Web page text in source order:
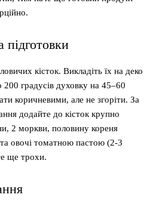
підготовки
кісток. Викладіть їх на деко
200 градусів духовку на 45–60
коричневими, але не згоріти. За
додайте до кісток крупно
2 моркви, половину кореня
та овочі томатною пастою (2-3
ще трохи.